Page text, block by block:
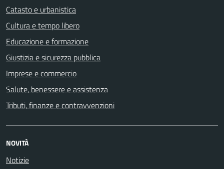
Catasto e urbanistica
Cultura e tempo libero
Educazione e formazione
Giustizia e sicurezza pubblica
Imprese e commercio
Salute, benessere e assistenza
Tributi, finanze e contravvenzioni
NOVITÀ
Notizie